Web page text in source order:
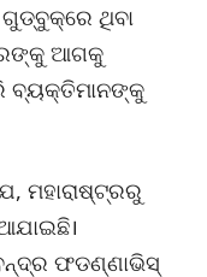
ଥିବା
ଆଗକୁ
ବ୍ୟକ୍ତିମାନଙ୍କୁ
ମହାରାଷ୍ଟ୍ରରୁ
ଫଡଣ୍ଣାଭିସ୍‌